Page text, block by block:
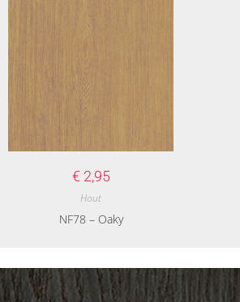
€ 2,95
Hout
NF78 – Oaky